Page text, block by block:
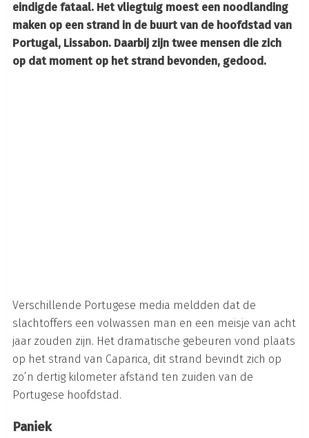
eindigde fataal. Het vliegtuig moest een noodlanding
maken op een strand in de buurt van de hoofdstad van
Portugal, Lissabon. Daarbij zijn twee mensen die zich
op dat moment op het strand bevonden, gedood.
Verschillende Portugese media meldden dat de
slachtoffers een volwassen man en een meisje van acht
jaar zouden zijn. Het dramatische gebeuren vond plaats
op het strand van Caparica, dit strand bevindt zich op
zo’n dertig kilometer afstand ten zuiden van de
Portugese hoofdstad.
Paniek